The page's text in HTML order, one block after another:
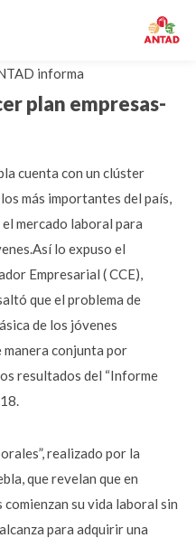
informa
plan empresas-
cuenta con un clúster
más importantes del país,
mercado laboral para
lo expuso el
Empresarial ( CCE),
que el problema de
de los jóvenes
conjunta por
resultados del “Informe
realizado por la
que revelan que en
su vida laboral sin
para adquirir una